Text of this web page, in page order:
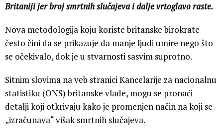
Britaniji jer broj smrtnih slučajeva i dalje vrtoglavo raste.
Nova metodologija koju koriste britanske birokrate
često čini da se prikazuje da manje ljudi umire nego što
se očekivalo, dok je u stvarnosti sasvim suprotno.
Sitnim slovima na veb stranici Kancelarije za nacionalnu
statistiku (ONS) britanske vlade, mogu se pronaći
detalji koji otkrivaju kako je promenjen način na koji se
„izračunava“ višak smrtnih slučajeva.